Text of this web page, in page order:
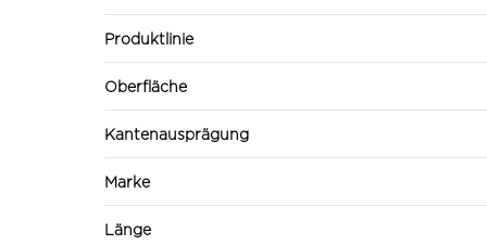
Produktlinie
Oberfläche
Kantenausprägung
Marke
Länge